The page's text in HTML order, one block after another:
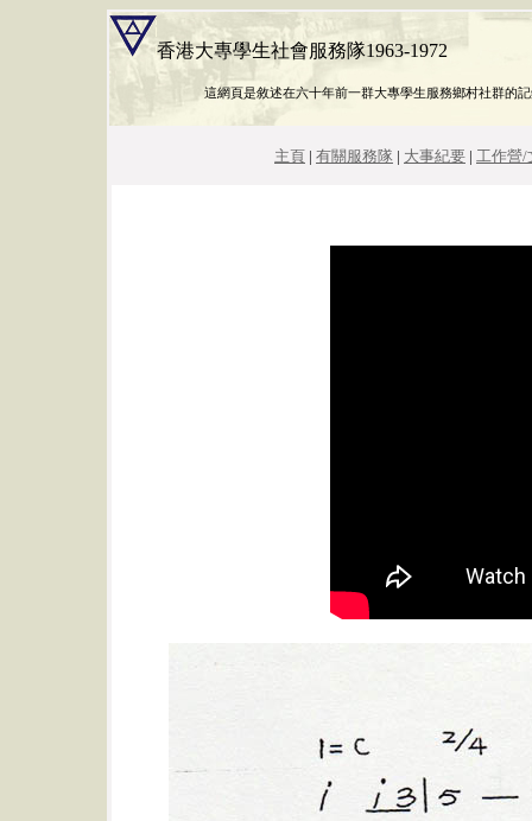
香港大專學生社會服務隊1963-1972
這網頁是敘述在六十年前一群大專學生服務鄉村社群的
主頁 | 有關服務隊 | 大事紀要 | 工作營/